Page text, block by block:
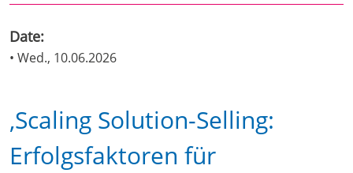
Date:
• Wed., 10.06.2026
‚Scaling Solution-Selling:
Erfolgsfaktoren für